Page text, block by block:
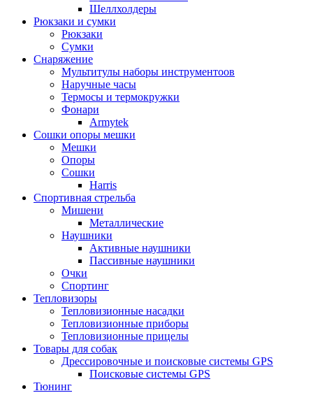
Шеллхолдеры
Рюкзаки и сумки
Рюкзаки
Сумки
Снаряжение
Мультитулы наборы инструментоов
Наручные часы
Термосы и термокружки
Фонари
Armytek
Сошки опоры мешки
Мешки
Опоры
Сошки
Harris
Спортивная стрельба
Мишени
Металлические
Наушники
Активные наушники
Пассивные наушники
Очки
Спортинг
Тепловизоры
Тепловизионные насадки
Тепловизионные приборы
Тепловизионные прицелы
Товары для собак
Дрессировочные и поисковые системы GPS
Поисковые системы GPS
Тюнинг